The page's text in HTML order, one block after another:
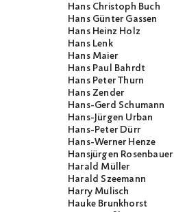
Hans Christoph Buch
Hans Günter Gassen
Hans Heinz Holz
Hans Lenk
Hans Maier
Hans Paul Bahrdt
Hans Peter Thurn
Hans Zender
Hans-Gerd Schumann
Hans-Jürgen Urban
Hans-Peter Dürr
Hans-Werner Henze
Hansjürgen Rosenbauer
Harald Müller
Harald Szeemann
Harry Mulisch
Hauke Brunkhorst